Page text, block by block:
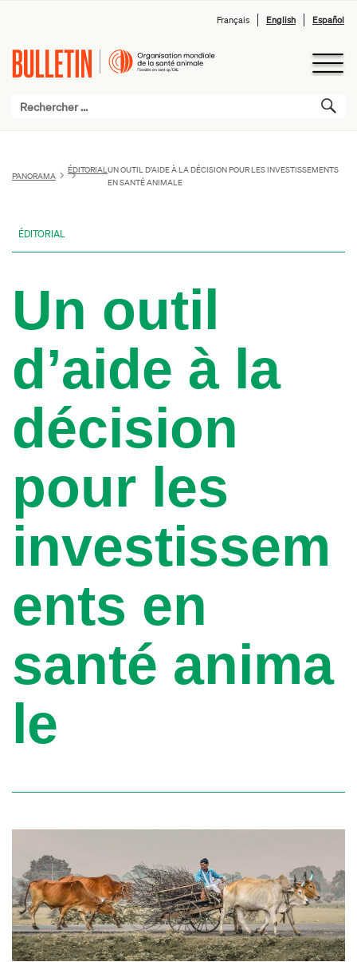
Français English Español
PANORAMA
ÉDITORIALUN OUTIL D’AIDE À LA DÉCISION POUR LES INVESTISSEMENTS
EN SANTÉ ANIMALE
ÉDITORIAL
Un outil
d’aide à la
décision
pour les
investissem
ents en
santé anima
le